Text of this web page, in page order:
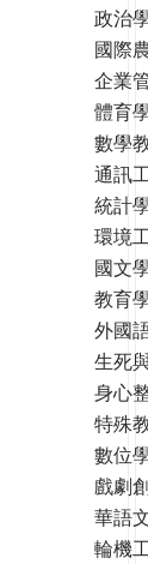
政治
國際
企業
體育
數學
通訊
統計
環境
國文
教育
外國
生死
身心
特殊
數位
戲劇
華語
輪機